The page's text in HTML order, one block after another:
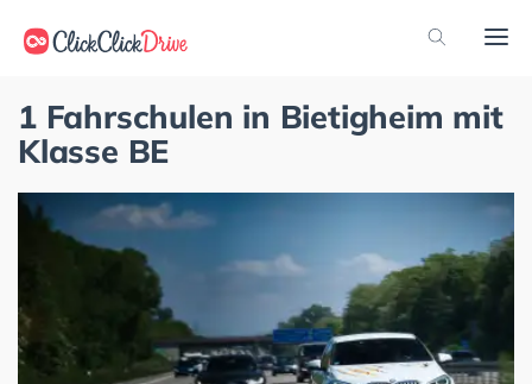
1 Fahrschulen in Bietigheim mit
Klasse BE